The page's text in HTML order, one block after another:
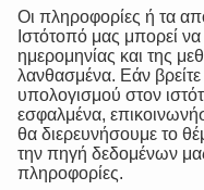
Οι πληροφορίες ή τα
Ιστότοπό μας μπορεί
ημερομηνίας και της
λανθασμένα. Εάν
υπολογισμού στον
εσφαλμένα,
θα διερευνήσουμε το
την πηγή δεδομένων
πληροφορίες.